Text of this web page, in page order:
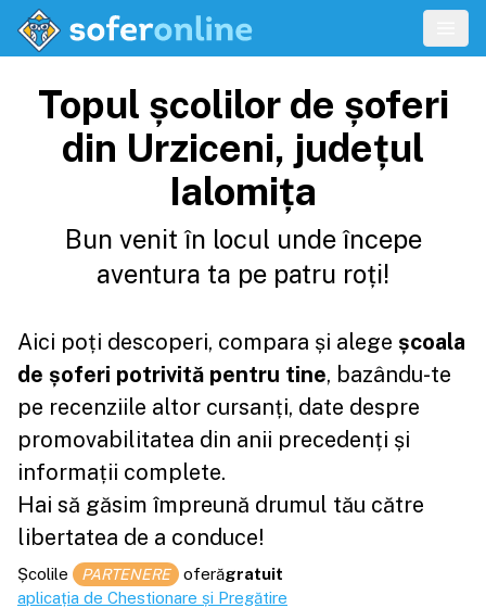
Topul școlilor de șoferi
din Urziceni, județul
Ialomița
Bun venit în locul unde începe
aventura ta pe patru roți!
Aici poți descoperi, compara și alege școala
de șoferi potrivită pentru tine, bazându-te
pe recenziile altor cursanți, date despre
promovabilitatea din anii precedenți și
informații complete.
Hai să găsim împreună drumul tău către
libertatea de a conduce!
Școlile PARTENERE oferăgratuit
aplicația de Chestionare și Pregătire